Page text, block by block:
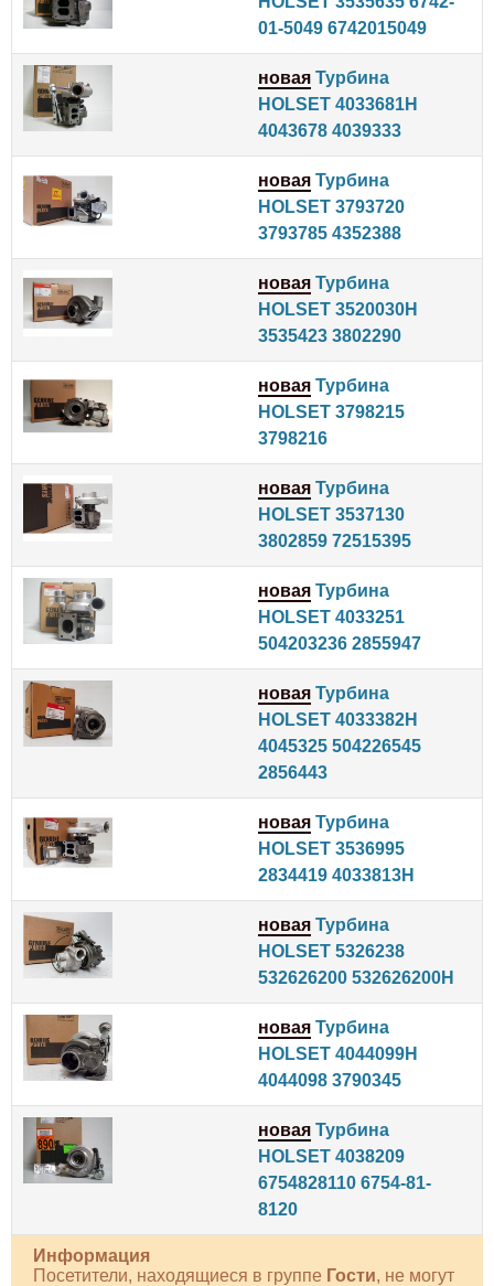
01-5049 6742015049
новая Турбина
HOLSET 4033681H
4043678 4039333
новая Турбина
HOLSET 3793720
3793785 4352388
новая Турбина
HOLSET 3520030H
3535423 3802290
новая Турбина
HOLSET 3798215
3798216
новая Турбина
HOLSET 3537130
3802859 72515395
новая Турбина
HOLSET 4033251
504203236 2855947
новая Турбина
HOLSET 4033382H
4045325 504226545
2856443
новая Турбина
HOLSET 3536995
2834419 4033813H
новая Турбина
HOLSET 5326238
532626200 532626200H
новая Турбина
HOLSET 4044099H
4044098 3790345
новая Турбина
HOLSET 4038209
6754828110 6754-81-
8120
Информация
Посетители, находящиеся в группе Гости, не могут